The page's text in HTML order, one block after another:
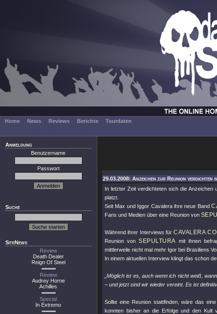
Home News Reviews Berichte Tourdaten
Anmeldung
Benutzername
Passwort
Suche
SiteNews
Review
Death Dealer
Reign Of Steel
Review
Audrey Horne
Achilles
Special
In Extremo
29.03.2008: Anzeichen zur Reunion verdichten
In letzter Zeit verdichteten sich die Anzeichen
platzt.
Seit Max und Iggor Cavalera ihre neue Band
Fans und Medien über eine Reunion von
Während ihrer Interviews fürCAVALERA
Reunion vonSEPULTURA mit ihnen
mittlerweile nicht mal mehr Igor bei Brasiliens
In einem aktuellen Interview klingt das schon
„Möglich ist es, auch wenn ich nicht weiß,
– und jetzt sind wir wieder vereint. Es ist
Sollte eine Reunion stattfinden, wäre das
konnten bisher an die Erfolge und den Kult